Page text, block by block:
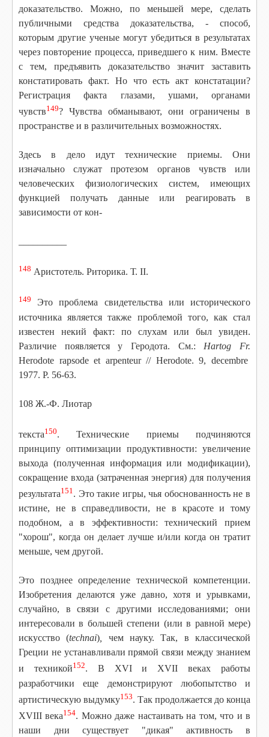
доказательство. Можно, по меньшей мере, сделать
публичными средства доказательства, - способ,
которым другие ученые могут убедиться в результатах
через повторение процесса, приведшего к ним. Вместе
с тем, предъявить доказательство значит заставить
констатировать факт. Но что есть акт констатации?
Регистрация факта глазами, ушами, органами
чувств149? Чувства обманывают, они ограничены в
пространстве и в различительных возможностях.
Здесь в дело идут технические приемы. Они
изначально служат протезом органов чувств или
человеческих физиологических систем, имеющих
функцией получать данные или реагировать в
зависимости от кон-
148 Аристотель. Риторика. Т. II.
149
Это проблема свидетельства или исторического
источника является также проблемой того, как стал
известен некий факт: по слухам или был увиден.
Различие появляется у Геродота. См.: Hartog Fr.
Herodote rapsode et arpenteur // Herodote. 9, decembre
1977. P. 56-63.
108 Ж.-Ф. Лиотар
текста150. Технические приемы подчиняются
принципу оптимизации продуктивности: увеличение
выхода (полученная информация или модификации),
сокращение входа (затраченная энергия) для получения
результата151 . Это такие игры, чья обоснованность не в
истине, не в справедливости, не в красоте и тому
подобном, а в эффективности: технический прием
"хорош", когда он делает лучше и/или когда он тратит
меньше, чем другой.
Это позднее определение технической компетенции.
Изобретения делаются уже давно, хотя и урывками,
случайно, в связи с другими исследованиями; они
интересовали в большей степени (или в равной мере)
искусство (technai)
чем науку. Так, в классической
Греции не устанавливали прямой связи между знанием
и техникой152. В XVI и XVII веках работы
разработчики еще демонстрируют любопытство и
артистическую выдумку153. Так продолжается до конца
XVIII века154. Можно даже настаивать на том, что и в
наши дни существует "дикая" активность в